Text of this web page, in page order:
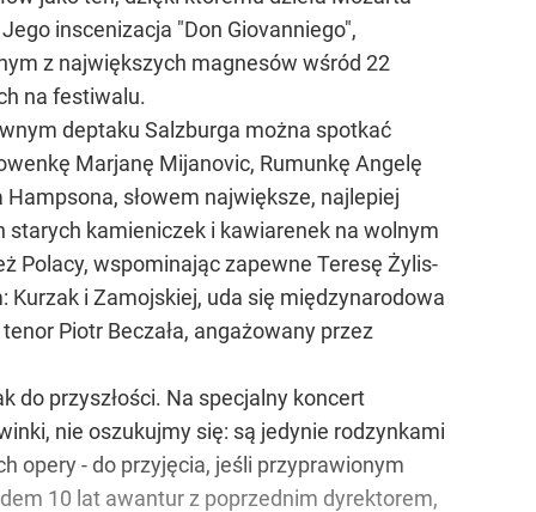
inscenizacja "Don Giovanniego",
z największych magnesów wśród 22
na festiwalu.
deptaku Salzburga można spotkać
Marjanę Mijanovic, Rumunkę Angelę
słowem największe, najlepiej
kamieniczek i kawiarenek na wolnym
Polacy, wspominając zapewne Teresę Żylis-
Kurzak i Zamojskiej, uda się międzynarodowa
Piotr Beczała, angażowany przez
do przyszłości. Na specjalny koncert
nie oszukujmy się: są jedynie rodzynkami
opery - do przyjęcia, jeśli przyprawionym
10 lat awantur z poprzednim dyrektorem,